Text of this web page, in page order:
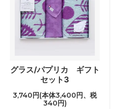
グラス/パプリカ ギフト
セット3
3,740円(本体3,400円、税
340円)